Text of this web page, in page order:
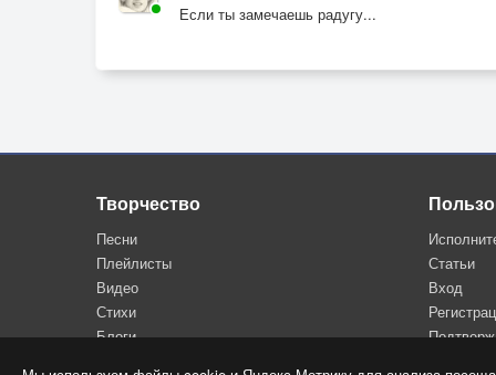
Если ты замечаешь радугу...
Творчество
Песни
Плейлисты
Видео
Стихи
Блоги
Статьи
Вход